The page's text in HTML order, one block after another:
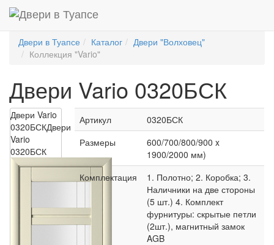
Двери в Туапсе Каталог
Двери "Волховец"
Коллекция "Vario"
Двери Vario 0320БСК
Двери Vario
0320БСКДвери
Vario
0320БСК
Артикул
0320БСК
Размеры
600/700/800/900 x
1900/2000 мм)
Комплектация
1. Полотно; 2. Коробка; 3.
Наличники на две стороны
(5 шт.) 4. Комплект
фурнитуры: скрытые петли
(2шт.), магнитный замок
AGB